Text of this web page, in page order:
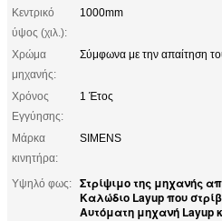
Κεντρικό
ύψος (χιλ.):
1000mm
Χρώμα
μηχανής:
Σύμφωνα με την απαίτηση
Χρόνος
Εγγύησης:
1 Έτος
Μάρκα
κινητήρα:
SIMENS
Υψηλό φως: Στρίψιμο της μηχανής
Καλώδιο Layup που
Αυτόματη μηχανή Layup